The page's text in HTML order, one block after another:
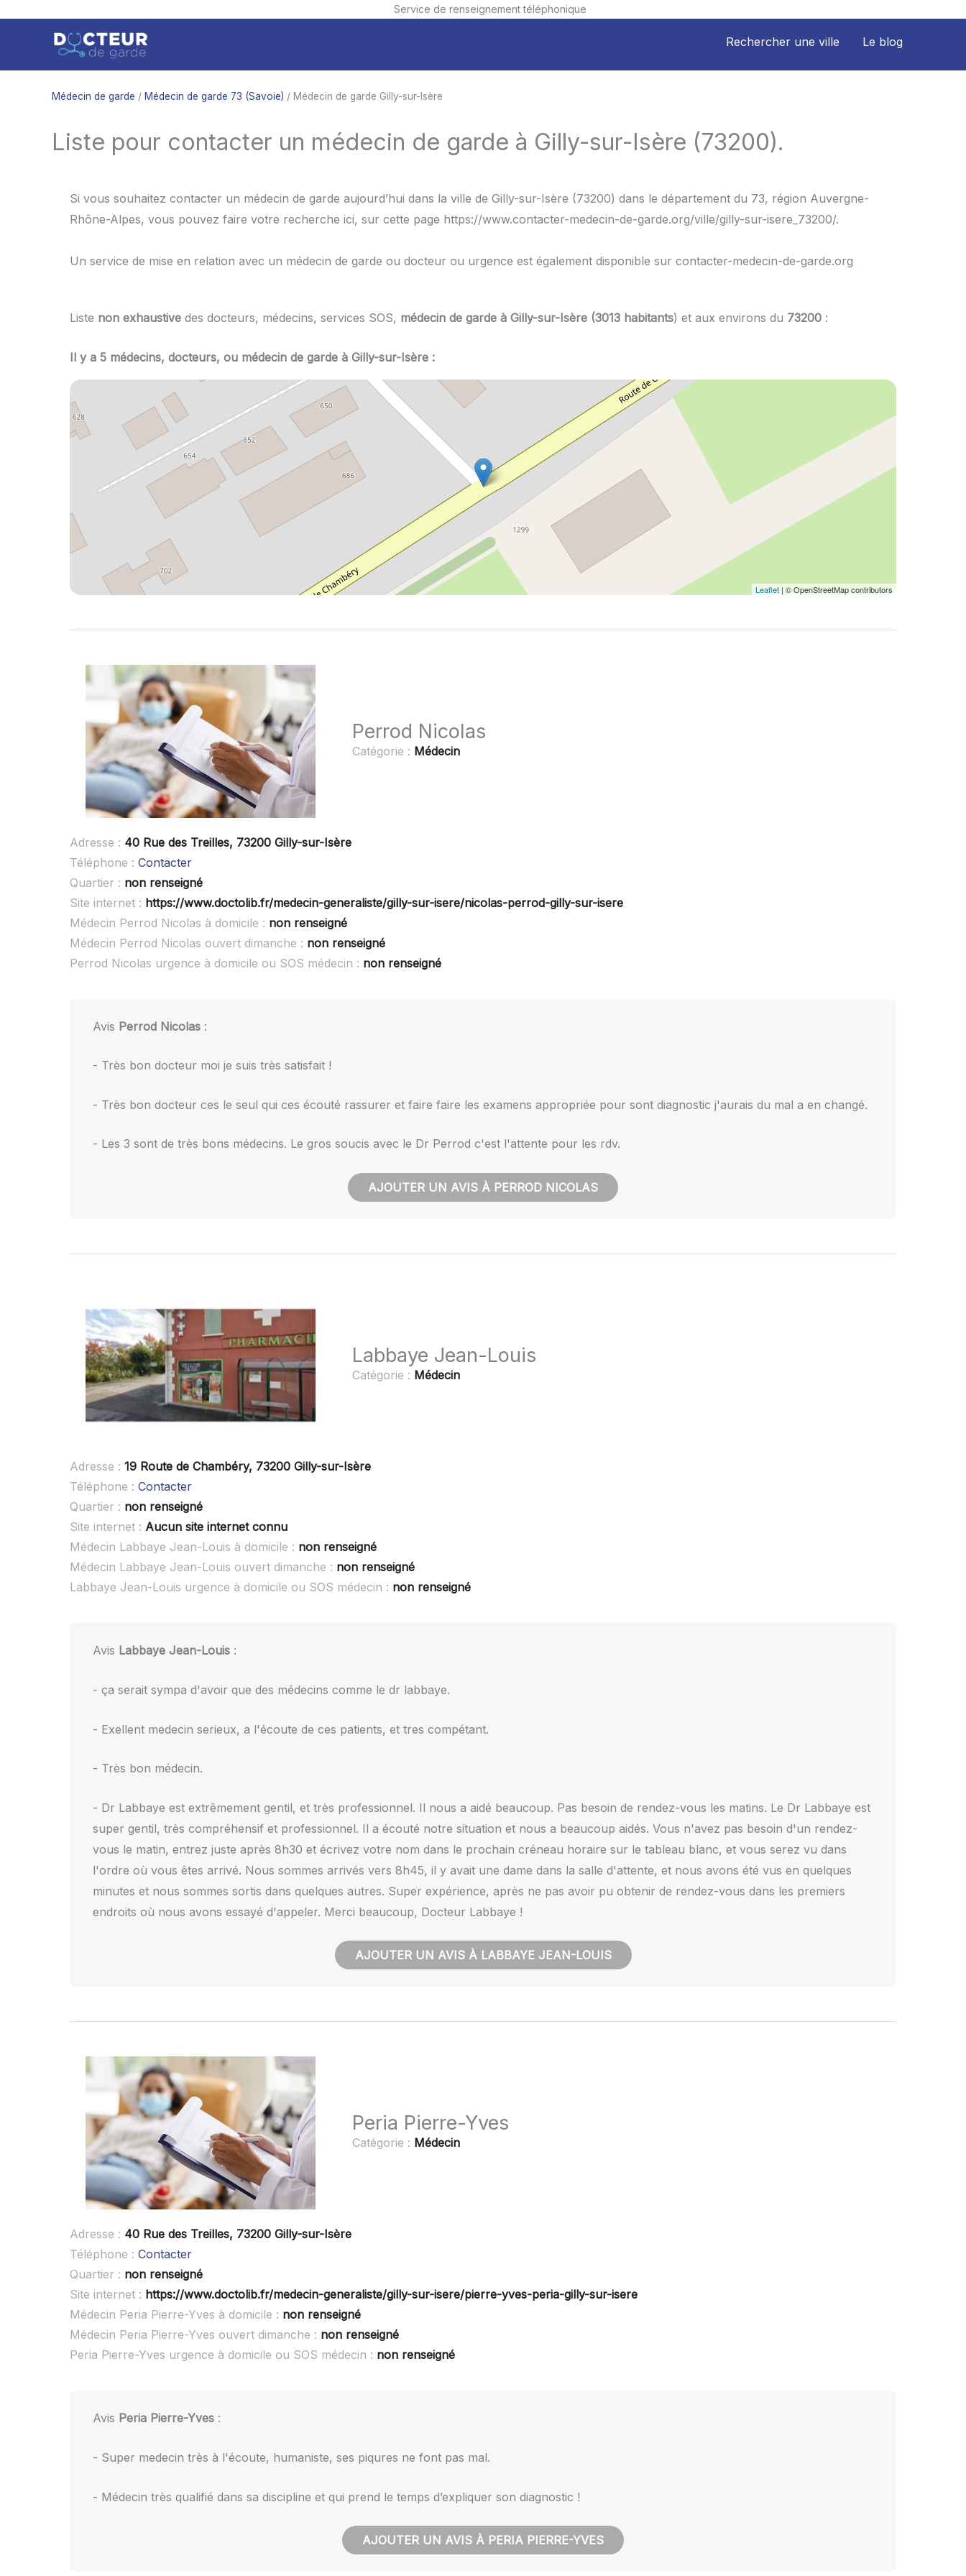
Service de renseignement téléphonique
contenu
Rechercher une ville Le blog
Médecin de garde / Médecin de garde 73 (Savoie) / Médecin de garde Gilly-sur-Isère
Liste pour contacter un médecin de garde à Gilly-sur-Isère (73200).
Si vous souhaitez contacter un médecin de garde aujourd’hui dans la ville de Gilly-sur-Isère (73200) dans le département du 73, région Auvergne-
Rhône-Alpes, vous pouvez faire votre recherche ici, sur cette page https://www.contacter-medecin-de-garde.org/ville/gilly-sur-isere_73200/.
Un service de mise en relation avec un médecin de garde ou docteur ou urgence est également disponible sur contacter-medecin-de-garde.org
Liste non exhaustive des docteurs, médecins, services SOS, médecin de garde à Gilly-sur-Isère (3013 habitants) et aux environs du 73200 :
Il y a 5 médecins, docteurs, ou médecin de garde à Gilly-sur-Isère :
Leaflet | © OpenStreetMap contributors
Perrod Nicolas
Catégorie : Médecin
Adresse : 40 Rue des Treilles, 73200 Gilly-sur-Isère
Téléphone : Contacter
Quartier : non renseigné
Site internet : https://www.doctolib.fr/medecin-generaliste/gilly-sur-isere/nicolas-perrod-gilly-sur-isere
Médecin Perrod Nicolas à domicile : non renseigné
Médecin Perrod Nicolas ouvert dimanche : non renseigné
Perrod Nicolas urgence à domicile ou SOS médecin : non renseigné
Avis Perrod Nicolas :
- Très bon docteur moi je suis très satisfait !
- Très bon docteur ces le seul qui ces écouté rassurer et faire faire les examens appropriée pour sont diagnostic j'aurais du mal a en changé.
- Les 3 sont de très bons médecins. Le gros soucis avec le Dr Perrod c'est l'attente pour les rdv.
AJOUTER UN AVIS À PERROD NICOLAS
Labbaye Jean-Louis
Catégorie : Médecin
Adresse : 19 Route de Chambéry, 73200 Gilly-sur-Isère
Téléphone : Contacter
Quartier : non renseigné
Site internet : Aucun site internet connu
Médecin Labbaye Jean-Louis à domicile : non renseigné
Médecin Labbaye Jean-Louis ouvert dimanche : non renseigné
Labbaye Jean-Louis urgence à domicile ou SOS médecin : non renseigné
Avis Labbaye Jean-Louis :
- ça serait sympa d'avoir que des médecins comme le dr labbaye.
- Exellent medecin serieux, a l'écoute de ces patients, et tres compétant.
- Très bon médecin.
- Dr Labbaye est extrêmement gentil, et très professionnel. Il nous a aidé beaucoup. Pas besoin de rendez-vous les matins. Le Dr Labbaye est
super gentil, très compréhensif et professionnel. Il a écouté notre situation et nous a beaucoup aidés. Vous n'avez pas besoin d'un rendez-
vous le matin, entrez juste après 8h30 et écrivez votre nom dans le prochain créneau horaire sur le tableau blanc, et vous serez vu dans
l'ordre où vous êtes arrivé. Nous sommes arrivés vers 8h45, il y avait une dame dans la salle d'attente, et nous avons été vus en quelques
minutes et nous sommes sortis dans quelques autres. Super expérience, après ne pas avoir pu obtenir de rendez-vous dans les premiers
endroits où nous avons essayé d'appeler. Merci beaucoup, Docteur Labbaye !
AJOUTER UN AVIS À LABBAYE JEAN-LOUIS
Peria Pierre-Yves
Catégorie : Médecin
Adresse : 40 Rue des Treilles, 73200 Gilly-sur-Isère
Téléphone : Contacter
Quartier : non renseigné
Site internet : https://www.doctolib.fr/medecin-generaliste/gilly-sur-isere/pierre-yves-peria-gilly-sur-isere
Médecin Peria Pierre-Yves à domicile : non renseigné
Médecin Peria Pierre-Yves ouvert dimanche : non renseigné
Peria Pierre-Yves urgence à domicile ou SOS médecin : non renseigné
Avis Peria Pierre-Yves :
- Super medecin très à l'écoute, humaniste, ses piqures ne font pas mal.
- Médecin très qualifié dans sa discipline et qui prend le temps d’expliquer son diagnostic !
AJOUTER UN AVIS À PERIA PIERRE-YVES